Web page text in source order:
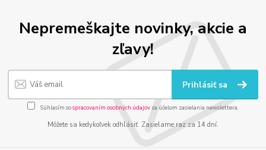
Nepremeškajte novinky, akcie a
zľavy!
Prihlásiť sa
Súhlasím sospracovaním osobných údajov za účelom zasielania newslettera.
Môžete sa kedykoľvek odhlásiť. Zasielame raz za 14 dní.